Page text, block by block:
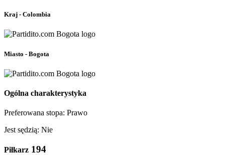
Kraj - Colombia
Miasto - Bogota
Ogólna charakterystyka
Preferowana stopa: Prawo
Jest sędzią: Nie
Piłkarz 194